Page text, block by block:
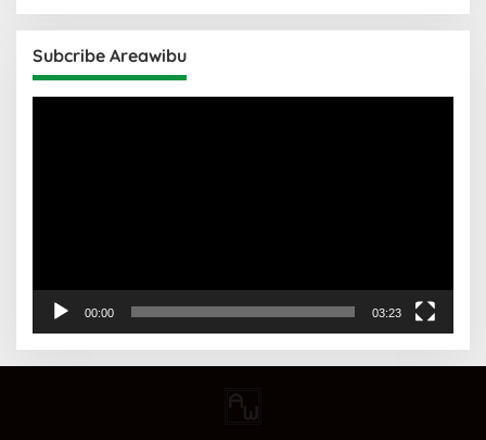
Subcribe Areawibu
00:00 03:23